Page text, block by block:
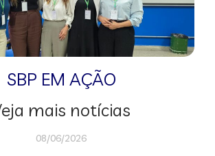
SBP EM AÇÃO
mais notícias
08/06/2026